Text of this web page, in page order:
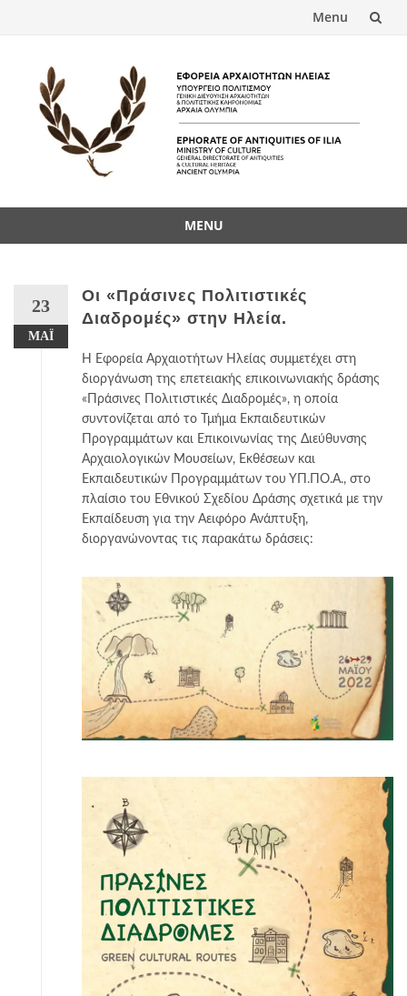
Menu
content
MENU
23
ΜΆΙ
Οι «Πράσινες Πολιτιστικές
Διαδρομές» στην Ηλεία.
Η Εφορεία Αρχαιοτήτων Ηλείας συμμετέχει στη
διοργάνωση της επετειακής επικοινωνιακής δράσης
«Πράσινες Πολιτιστικές Διαδρομές», η οποία
συντονίζεται από το Τμήμα Εκπαιδευτικών
Προγραμμάτων και Επικοινωνίας της Διεύθυνσης
Αρχαιολογικών Μουσείων, Εκθέσεων και
Εκπαιδευτικών Προγραμμάτων του ΥΠ.ΠΟ.Α., στο
πλαίσιο του Εθνικού Σχεδίου Δράσης σχετικά με την
Εκπαίδευση για την Αειφόρο Ανάπτυξη,
διοργανώνοντας τις παρακάτω δράσεις: